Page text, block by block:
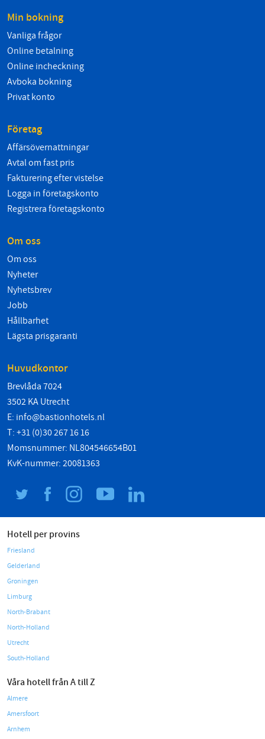
Min bokning
Vanliga frågor
Online betalning
Online incheckning
Avboka bokning
Privat konto
Företag
Affärsövernattningar
Avtal om fast pris
Fakturering efter vistelse
Logga in företagskonto
Registrera företagskonto
Om oss
Om oss
Nyheter
Nyhetsbrev
Jobb
Hållbarhet
Lägsta prisgaranti
Huvudkontor
Brevlåda 7024
3502 KA Utrecht
E: info@bastionhotels.nl
T: +31 (0)30 267 16 16
Momsnummer: NL804546654B01
KvK-nummer: 20081363
Hotell per provins
Friesland
Gelderland
Groningen
Limburg
North-Brabant
North-Holland
Utrecht
South-Holland
Våra hotell från A till Z
Almere
Amersfoort
Arnhem